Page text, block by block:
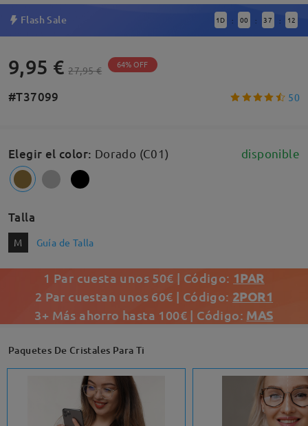
Flash Sale 1 D : 00 : 37 : 12
9,95 € 27,95 € 64% OFF
#T37099 50
Elegir el color: Dorado (C01) disponible
Talla
M Guía de Talla
1 Par cuesta unos 50€ | Código: 1PAR
2 Par cuestan unos 60€ | Código: 2POR1
3+ Más ahorro hasta 100€ | Código: MAS
Paquetes De Cristales Para Ti